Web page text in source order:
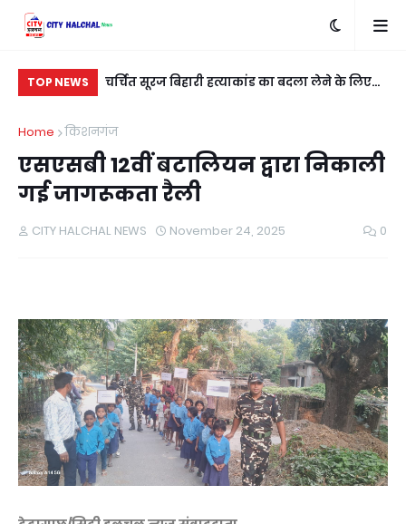
TOP NEWS
वोल्ट तार की
चर्चित सूरज बिहारी हत्याकांड का बदला लेने के लिए
Home
किशनगंज
एसएसबी 12वीं बटालियन द्वारा निकाली
गई जागरूकता रैली
CITY HALCHAL NEWS November 24, 2025 0